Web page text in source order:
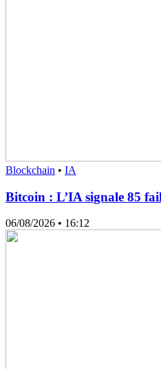
Blockchain • IA
Bitcoin : L’IA signale 85
06/08/2026 • 16:12